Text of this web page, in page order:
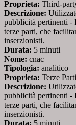
Proprieta: Third-
Descrizione:
pubblicità pertinenti -
terze parti, che
inserzionisti.
Durata: 5 minuti
Nome: cnac
Tipologia: analitico
Proprieta: Terze Parti
Descrizione:
pubblicità pertinenti -
terze parti, che
inserzionisti.
Durata: 5 minuti